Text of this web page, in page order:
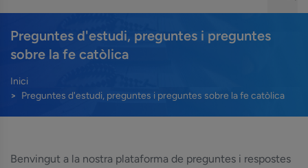
Preguntes d'estudi, preguntes i preguntes
sobre la fe catòlica
Inici
Preguntes d'estudi, preguntes i preguntes sobre la fe catòlica
Benvingut a la nostra plataforma de preguntes i respostes